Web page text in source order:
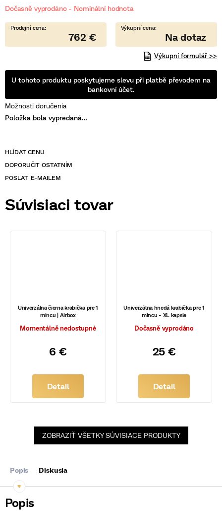
Dočasně vyprodáno - Nominální hodnota
Možnosti doručenia
Položka bola vypredaná…
POSLAT
5
762 €
Výkupní formulář >>
U tohoto produktu poskytujeme slevu při platbě převodem na
bankovní účet.
Súvisiaci tovar
Univerzálna čierna krabička pre 1
mincu | Airbox
Momentálně nedostupné
6 €
Detail
Univerzálna hnedá krabička pre 1
mincu - XL kapsle
Dočasně vyprodáno
25 €
Detail
ZOBRAZIŤ VŠETKY SÚVISIACE PRODUKTY
Popis Diskusia